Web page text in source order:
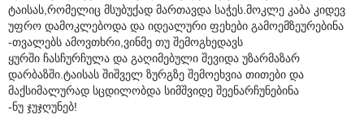
ტაისას,რომელიც მსუბუქად მართავდა საჭეს.მოკლე კაბა კიდევ
უფრო დამოკლებოდა და იდეალური ფეხები გამოემზეურებინა
-თვალებს ამოვთხრი,ვინმე თუ შემოგხედავს
ყურში ჩასჩურჩულა და გაღიმებული შევიდა უზარმაზარ
დარბაზში.ტაისას შიშველ ზურგზე შემოეხვია თითები და
მაქსიმალურად სცდილობდა სიმშვიდე შეენარჩუნებინა
-ნუ ჯუჯღუნებ!